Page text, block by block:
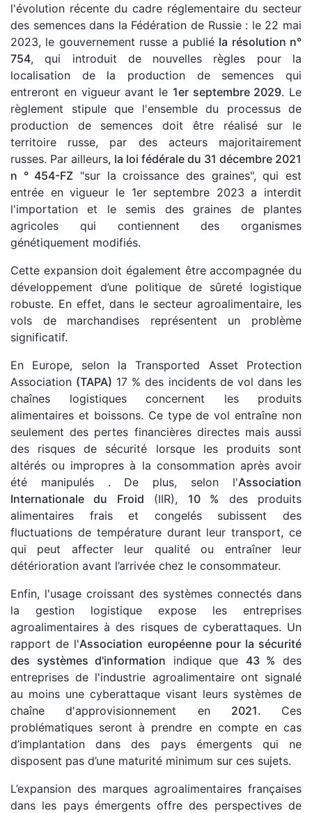
l'évolution récente du cadre réglementaire du secteur
des semences dans la Fédération de Russie : le 22 mai
2023, le gouvernement russe a publié la résolution n°
754, qui introduit de nouvelles règles pour la
localisation de la production de semences qui
entreront en vigueur avant le 1er septembre 2029. Le
règlement stipule que l'ensemble du processus de
production de semences doit être réalisé sur le
territoire russe, par des acteurs majoritairement
russes. Par ailleurs, la loi fédérale du 31 décembre 2021
n ° 454-FZ "sur la croissance des graines", qui est
entrée en vigueur le 1er septembre 2023 a interdit
l'importation et le semis des graines de plantes
agricoles qui contiennent des organismes
génétiquement modifiés.
Cette expansion doit également être accompagnée du
développement d’une politique de sûreté logistique
robuste. En effet, dans le secteur agroalimentaire, les
vols de marchandises représentent un problème
significatif.
En Europe, selon la Transported Asset Protection
Association (TAPA) 17 % des incidents de vol dans les
chaînes logistiques concernent les produits
alimentaires et boissons. Ce type de vol entraîne non
seulement des pertes financières directes mais aussi
des risques de sécurité lorsque les produits sont
altérés ou impropres à la consommation après avoir
été manipulés . De plus, selon l'Association
Internationale du Froid (IIR), 10 % des produits
alimentaires frais et congelés subissent des
fluctuations de température durant leur transport, ce
qui peut affecter leur qualité ou entraîner leur
détérioration avant l’arrivée chez le consommateur.
Enfin, l'usage croissant des systèmes connectés dans
la gestion logistique expose les entreprises
agroalimentaires à des risques de cyberattaques. Un
rapport de l'Association européenne pour la sécurité
des systèmes d'information indique que 43 % des
entreprises de l'industrie agroalimentaire ont signalé
au moins une cyberattaque visant leurs systèmes de
chaîne d'approvisionnement en 2021. Ces
problématiques seront à prendre en compte en cas
d’implantation dans des pays émergents qui ne
disposent pas d’une maturité minimum sur ces sujets.
L’expansion des marques agroalimentaires françaises
dans les pays émergents offre des perspectives de